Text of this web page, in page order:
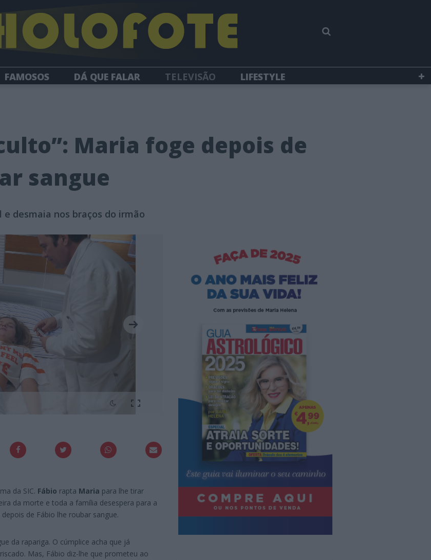
FAMOSOS DÁ QUE FALAR TELEVISÃO
LIFESTYLE
Maria foge depois de
sangue
desmaia nos braços do irmão
da SIC. Fábio rapta Maria para lhe tirar
da morte e toda a família desespera para a
de Fábio lhe roubar sangue.
da rapariga. O cúmplice acha que já
Mas, Fábio diz-lhe que prometeu ao